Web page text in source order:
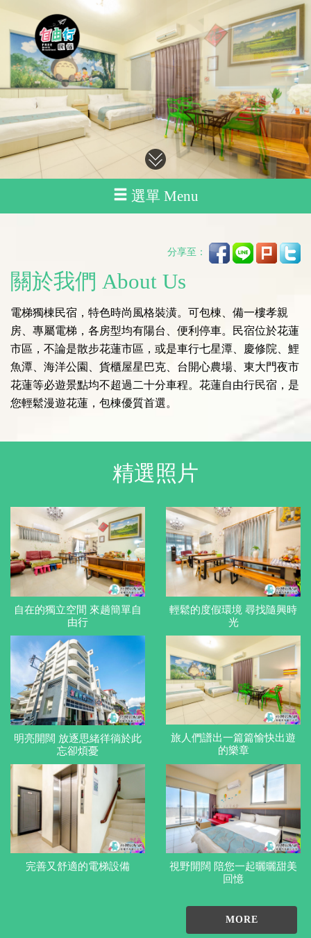
選單 Menu
分享至：
關於我們 About Us
電梯獨棟民宿，特色時尚風格裝潢。可包棟、備一樓孝親
房、專屬電梯，各房型均有陽台、便利停車。民宿位於花蓮
市區，不論是散步花蓮市區，或是車行七星潭、慶修院、鯉
魚潭、海洋公園、貨櫃屋星巴克、台開心農場、東大門夜市
花蓮等必遊景點均不超過二十分車程。花蓮自由行民宿，是
您輕鬆漫遊花蓮，包棟優質首選。
精選照片
自在的獨立空間 來趟簡單自
由行
輕鬆的度假環境 尋找隨興時
光
明亮開闊 放逐思緒徉徜於此
忘卻煩憂
旅人們譜出一篇篇愉快出遊
的樂章
完善又舒適的電梯設備
視野開闊 陪您一起曬曬甜美
回憶
MORE